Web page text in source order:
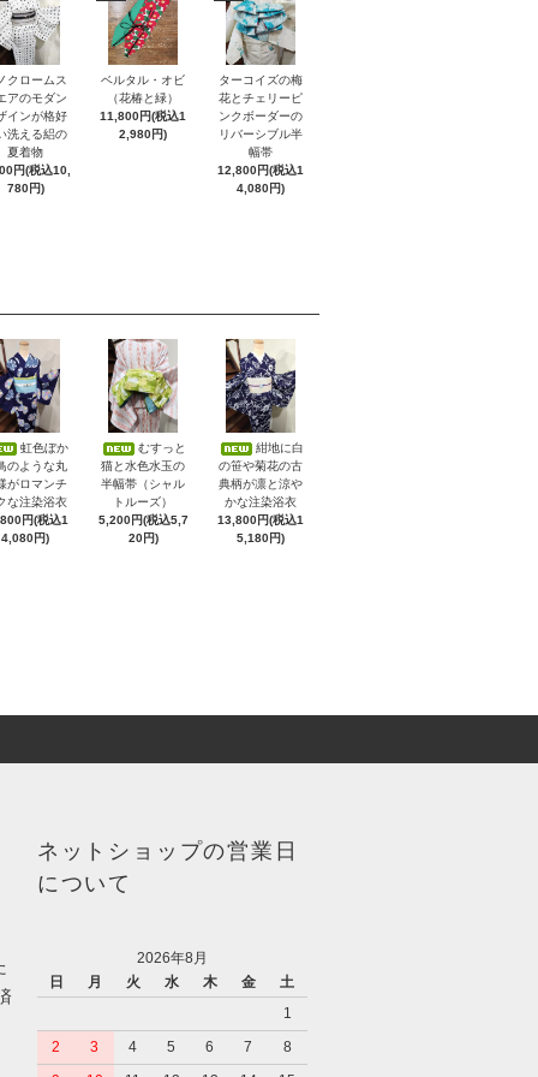
クロームス
アのモダン
インが格好
洗える絽の
夏着物
円(税込10,
780円)
ベルタル・オビ
（花椿と緑）
11,800円(税込1
2,980円)
ターコイズの梅
花とチェリーピ
ンクボーダーの
リバーシブル半
幅帯
12,800円(税込1
4,080円)
虹色ぼか
のような丸
がロマンチ
な注染浴衣
円(税込1
4,080円)
むすっと
猫と水色水玉の
半幅帯（シャル
トルーズ）
5,200円(税込5,7
20円)
紺地に白
の笹や菊花の古
典柄が凛と涼や
かな注染浴衣
13,800円(税込1
5,180円)
ネットショップの営業日
について
2026年8月
日
月 火 水 木 金
土
1
2
3 4 5 6 7
8